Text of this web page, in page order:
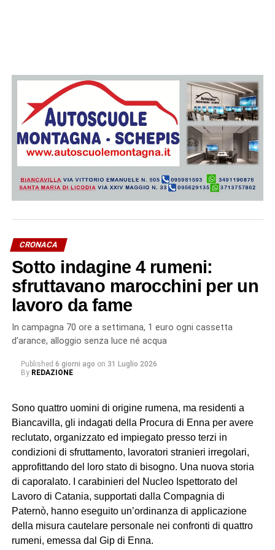
CRONACA
Sotto indagine 4 rumeni:
sfruttavano marocchini per un
lavoro da fame
In campagna 70 ore a settimana, 1 euro ogni cassetta
d’arance, alloggio senza luce né acqua
Published 6 giorni ago on 31 Luglio 2026
By REDAZIONE
Sono quattro uomini di origine rumena, ma residenti a
Biancavilla, gli indagati della Procura di Enna per avere
reclutato, organizzato ed impiegato presso terzi in
condizioni di sfruttamento, lavoratori stranieri irregolari,
approfittando del loro stato di bisogno. Una nuova storia
di caporalato. I carabinieri del Nucleo Ispettorato del
Lavoro di Catania, supportati dalla Compagnia di
Paternò, hanno eseguito un’ordinanza di applicazione
della misura cautelare personale nei confronti di quattro
rumeni, emessa dal Gip di Enna.